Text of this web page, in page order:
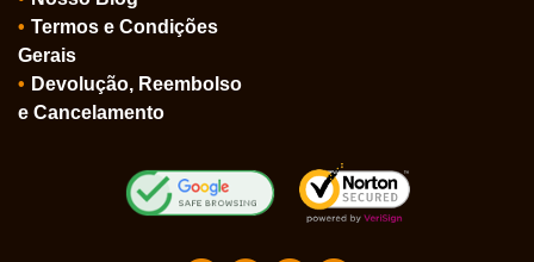
Termos e Condições
Gerais
Devolução, Reembolso
e Cancelamento